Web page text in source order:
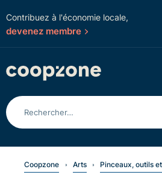
Contribuez à l'économie locale,
devenez membre
Coopzone Arts
Pinceaux, outils